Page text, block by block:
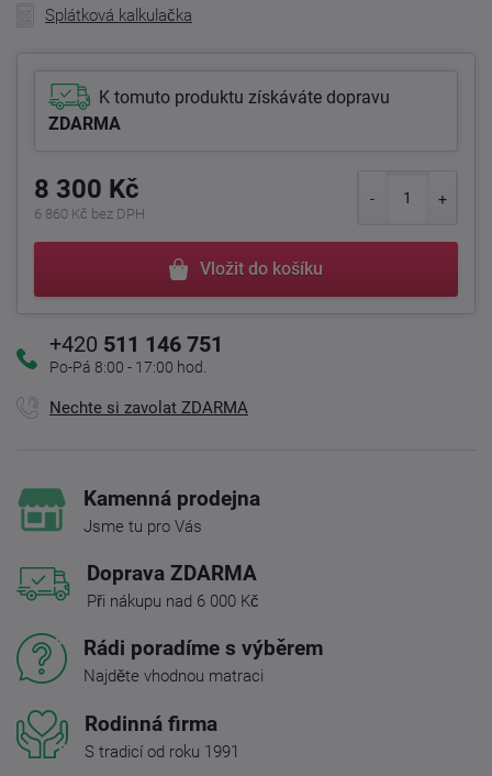
Splátková kalkulačka
K tomuto produktu získáváte dopravu
ZDARMA
8 300 Kč
6 860 Kč bez DPH
Vložit do košíku
+420 511 146 751
Po-Pá 8:00 - 17:00 hod.
Nechte si zavolat ZDARMA
Kamenná prodejna
Jsme tu pro Vás
Doprava ZDARMA
Při nákupu nad 6 000 Kč
Rádi poradíme s výběrem
Najděte vhodnou matraci
Rodinná firma
S tradicí od roku 1991